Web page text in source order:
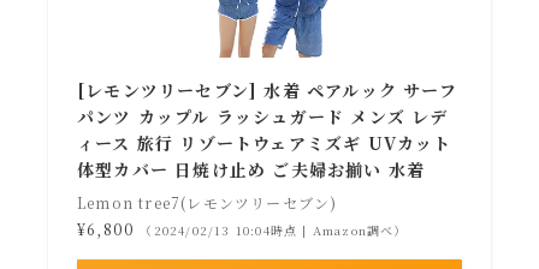
[レモンツリーセブン] 水着 ペアルック サーフ
パンツ カップル ラッシュガード メンズ レデ
ィース 旅行 リゾートウェアミズギ UVカット
体型カバー 日焼け止め ご夫婦お揃い 水着
Lemon tree7(レモンツリーセブン)
¥6,800
（2024/02/13 10:04時点 | Amazon調べ）